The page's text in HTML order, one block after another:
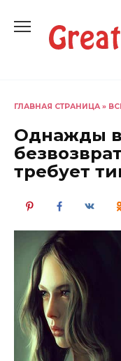
содержанию
ГЛАВНАЯ СТРАНИЦА »
Однажды
требует